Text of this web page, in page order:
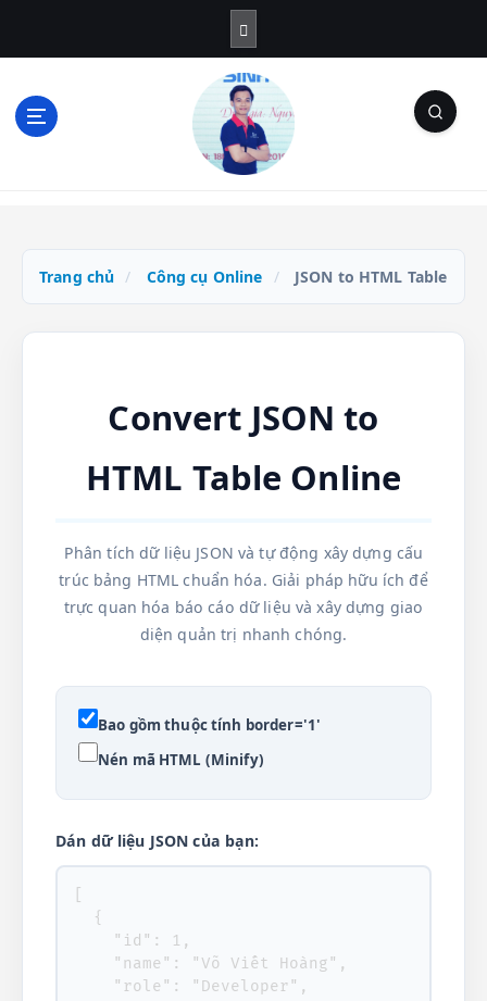
i
Trang chủ / Công cụ Online / JSON to HTML Table
Convert JSON to
HTML Table Online
Phân tích dữ liệu JSON và tự động xây dựng cấu
trúc bảng HTML chuẩn hóa. Giải pháp hữu ích để
trực quan hóa báo cáo dữ liệu và xây dựng giao
diện quản trị nhanh chóng.
Bao gồm thuộc tính border='1'
Nén mã HTML (Minify)
Dán dữ liệu JSON của bạn: